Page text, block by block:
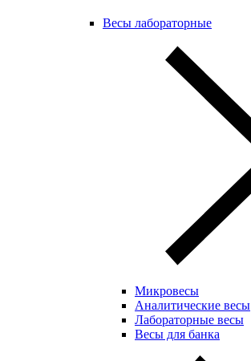
Весы лабораторные
Микровесы
Аналитические весы
Лабораторные весы
Весы для банка